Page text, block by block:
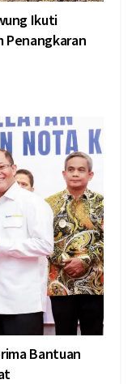
Ikuti
Penangkaran
Bantuan